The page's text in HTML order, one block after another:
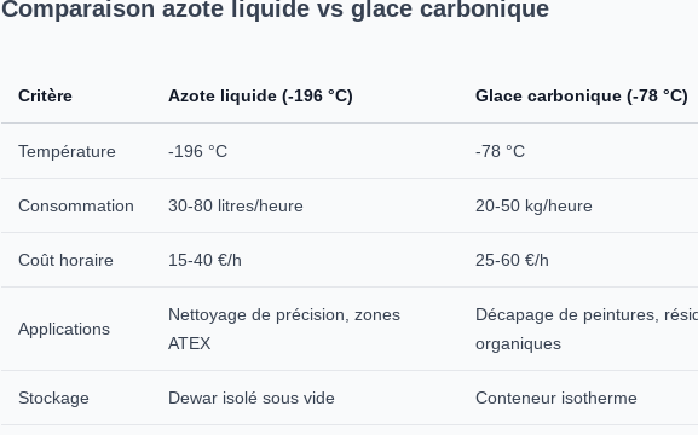
Comparaison azote liquide vs glace carbonique
Critère Azote liquide (-196 °C) Glace carbonique (-78 °C)
Température -196 °C -78 °C
Consommation 30-80 litres/heure 20-50 kg/heure
Coût horaire 15-40 €/h 25-60 €/h
Applications
Nettoyage de précision, zones
ATEX
Décapage de peintures,
organiques
Stockage Dewar isolé sous vide Conteneur isotherme